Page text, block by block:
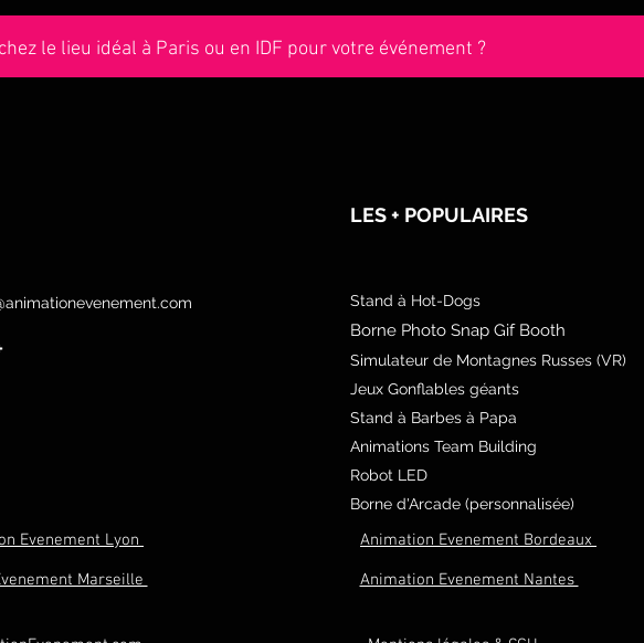
le lieu idéal à Paris ou en IDF pour votre événement ?
LES + POPULAIRES
Stand à Hot-Dogs
Borne Photo Snap Gif Booth
Simulateur de Montagnes Russes (VR)
Jeux Gonflables géants
Stand à Barbes à Papa
Animations Team Building
Robot LED
Borne d'Arcade (personnalisée)
Evenement Lyon Animation Evenement Bordeaux
Marseille
Animation Evenement Nantes